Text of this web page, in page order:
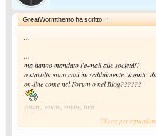
GreatWormthemo ha scritto: ↑
...
...
ma hanno mandato l'e-mail alle società!!
o stavolta sono così incredibilmente "avanti"
on-line come nel Forum o nel Blog??????
votate, votate, votate, tutti
Clicca per